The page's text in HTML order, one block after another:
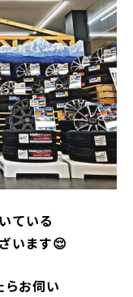
ている
います😌
らお伺い